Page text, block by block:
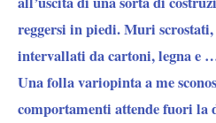
reggersi in piedi. Muri
intervallati da cartoni, legna e
Una folla variopinta a me
comportamenti attende fuori la